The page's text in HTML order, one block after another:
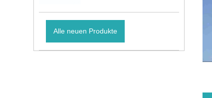
Alle neuen Produkte